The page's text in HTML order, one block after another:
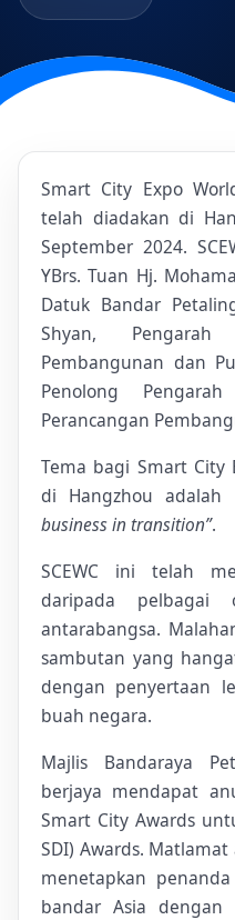
Smart City Expo
telah diadakan di
September 2024.
YBrs. Tuan Hj.
Datuk Bandar
Shyan, Pengarah
Pembangunan dan
Penolong
Perancangan
Tema bagi Smart City
di Hangzhou adalah
business in transition”.
SCEWC ini telah
daripada pelbagai
antarabangsa.
sambutan yang
dengan penyertaan
buah negara.
Majlis Bandaraya
berjaya mendapat
Smart City Awards
SDI) Awards.
menetapkan
bandar Asia